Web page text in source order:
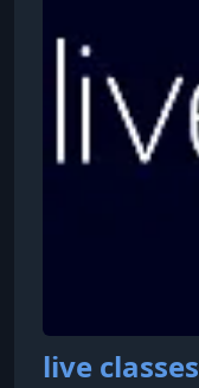
live classes